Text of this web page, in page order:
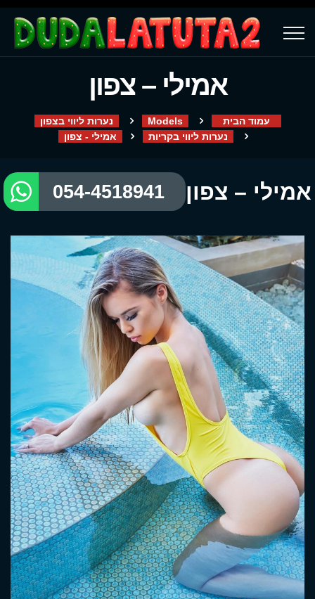
אמילי – צפון
עמוד הבית Models
נערות ליווי בצפון
נערות ליווי בקריות
אמילי - צפון
אמילי – צפון 054-4518941